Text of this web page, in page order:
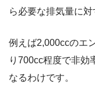
ら必要な排気量に対
例えば2,000ccのエ
り700cc程度で非効
なるわけです。